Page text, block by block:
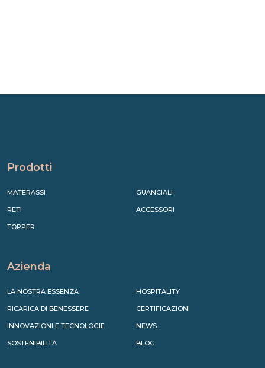
Prodotti
MATERASSI
RETI
TOPPER
GUANCIALI
ACCESSORI
Azienda
LA NOSTRA ESSENZA
RICARICA DI BENESSERE
INNOVAZIONI E TECNOLOGIE
SOSTENIBILITÀ
HOSPITALITY
CERTIFICAZIONI
NEWS
BLOG